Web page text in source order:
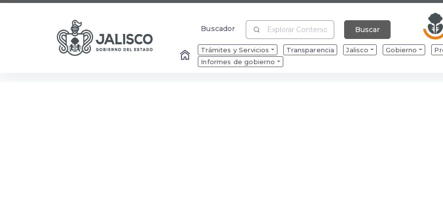
Buscador
Buscar
Trámites y Servicios Transparencia Jalisco Gobierno
Informes de gobierno